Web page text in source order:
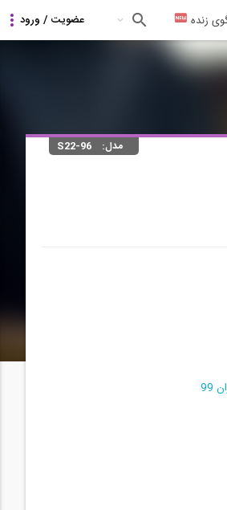
زنده
مدل:
S22-96